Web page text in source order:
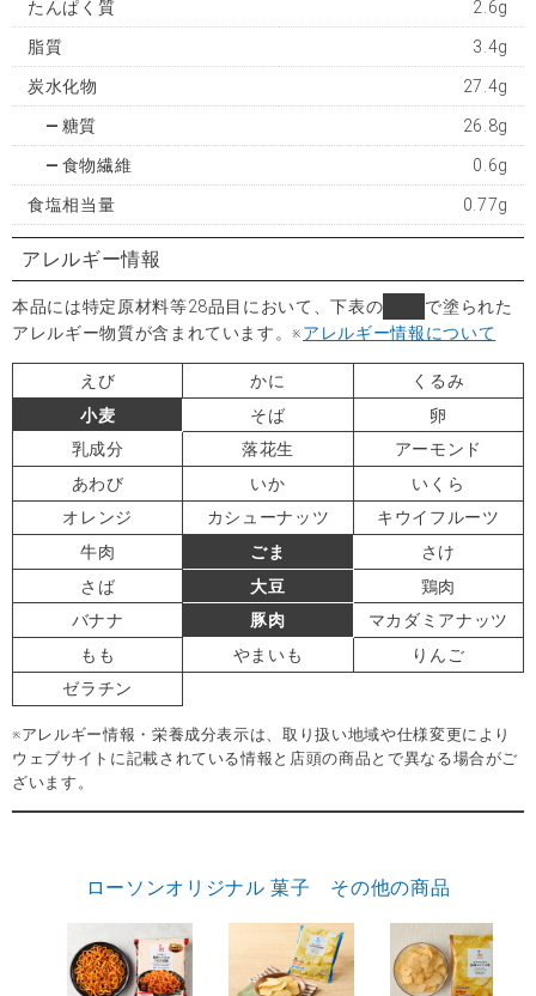
たんぱく質 2.6g
脂質 3.4g
炭水化物 27.4g
糖質 26.8g
食物繊維 0.6g
食塩相当量 0.77g
アレルギー情報
本品には特定原材料等28品目において、下表の
で塗られた
アレルギー物質が含まれています。※アレルギー情報について
えび かに
くるみ
小麦
そば
卵
乳成分
落花生
アーモンド
あわび
いか
いくら
オレンジ
カシューナッツ
キウイフルーツ
牛肉
ごま
さけ
さば
大豆
鶏肉
バナナ
豚肉
マカダミアナッツ
もも
やまいも
りんご
ゼラチン
※アレルギー情報・栄養成分表示は、取り扱い地域や仕様変更により
ウェブサイトに記載されている情報と店頭の商品とで異なる場合がご
ざいます。
ローソンオリジナル 菓子 その他の商品